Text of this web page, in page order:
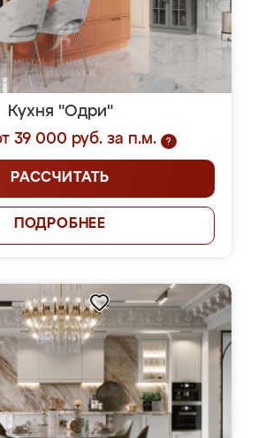
Кухня "Одри"
39 000 руб. за п.м.
?
РАССЧИТАТЬ
ПОДРОБНЕЕ